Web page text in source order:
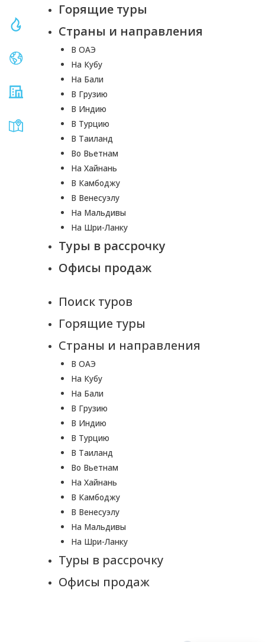
Горящие туры
Страны и направления
В ОАЭ
На Кубу
На Бали
В Грузию
В Индию
В Турцию
В Таиланд
Во Вьетнам
На Хайнань
В Камбоджу
В Венесуэлу
На Мальдивы
На Шри-Ланку
Туры в рассрочку
Офисы продаж
Поиск туров
Горящие туры
Страны и направления
В ОАЭ
На Кубу
На Бали
В Грузию
В Индию
В Турцию
В Таиланд
Во Вьетнам
На Хайнань
В Камбоджу
В Венесуэлу
На Мальдивы
На Шри-Ланку
Туры в рассрочку
Офисы продаж